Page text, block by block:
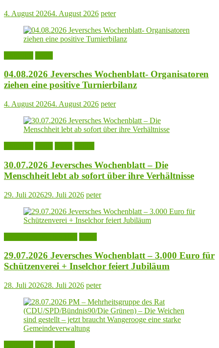
4. August 20264. August 2026 peter
04.08.2026 Jeversches Wochenblatt- Organisatoren
ziehen eine positive Turnierbilanz
4. August 20264. August 2026 peter
30.07.2026 Jeversches Wochenblatt – Die
Menschheit lebt ab sofort über ihre Verhältnisse
29. Juli 202629. Juli 2026 peter
29.07.2026 Jeversches Wochenblatt – 3.000 Euro für
Schützenverei + Inselchor feiert Jubiläum
28. Juli 202628. Juli 2026 peter